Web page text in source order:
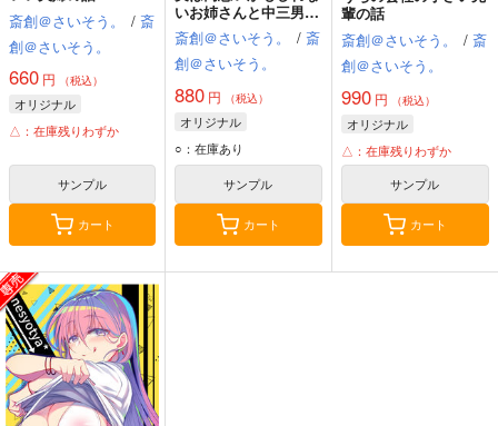
斎創＠さいそう。
/ 斎
創＠さいそう。
660 円 （税込）
オリジナル
△：在庫残りわずか
サンプル
カート
いお姉さんと中三男子
の話
斎創＠さいそう。 / 斎
創＠さいそう。
880 円 （税込）
オリジナル
○：在庫あり
サンプル
カート
輩の話
斎創＠さいそう。
/ 斎
創＠さいそう。
990円 （税込）
オリジナル
△：在庫残りわずか
サンプル
カート